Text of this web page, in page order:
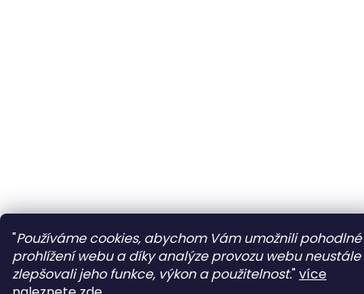
"Používáme cookies, abychom Vám umožnili pohodlné
prohlížení webu a díky analýze provozu webu neustále
zlepšovali jeho funkce, výkon a použitelnost."více